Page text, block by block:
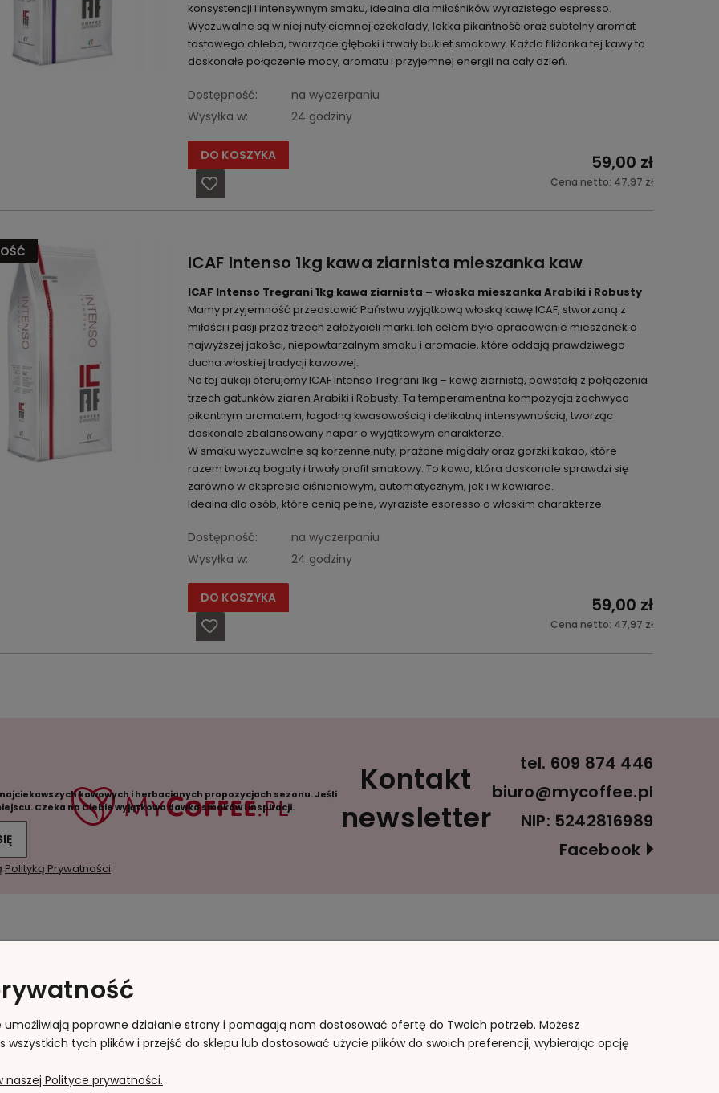
konsystencji i intensywnym smaku, idealna dla miłośników wyrazistego espresso.
Wyczuwalne są w niej nuty ciemnej czekolady, lekka pikantność oraz subtelny aromat
tostowego chleba, tworzące głęboki i trwały bukiet smakowy. Każda filiżanka tej kawy to
doskonałe połączenie mocy, aromatu i przyjemnej energii na cały dzień.
Dostępność:
na wyczerpaniu
Wysyłka w:
24 godziny
59,00 zł
Cena netto: 47,97 zł
DO KOSZYKA
ICAF Intenso 1kg kawa ziarnista mieszanka kaw
ICAF Intenso Tregrani 1kg kawa ziarnista – włoska mieszanka Arabiki i Robusty
Mamy przyjemność przedstawić Państwu wyjątkową włoską kawę ICAF, stworzoną z
miłości i pasji przez trzech założycieli marki. Ich celem było opracowanie mieszanek o
najwyższej jakości, niepowtarzalnym smaku i aromacie, które oddają prawdziwego
ducha włoskiej tradycji kawowej.
Na tej aukcji oferujemy ICAF Intenso Tregrani 1kg – kawę ziarnistą, powstałą z połączenia
trzech gatunków ziaren Arabiki i Robusty. Ta temperamentna kompozycja zachwyca
pikantnym aromatem, łagodną kwasowością i delikatną intensywnością, tworząc
doskonale zbalansowany napar o wyjątkowym charakterze.
W smaku wyczuwalne są korzenne nuty, prażone migdały oraz gorzki kakao, które
razem tworzą bogaty i trwały profil smakowy. To kawa, która doskonale sprawdzi się
zarówno w ekspresie ciśnieniowym, automatycznym, jak i w kawiarce.
Idealna dla osób, które cenią pełne, wyraziste espresso o włoskim charakterze.
Dostępność:
na wyczerpaniu
Wysyłka w:
24 godziny
59,00 zł
Cena netto: 47,97 zł
DO KOSZYKA
kawowych i herbacianych propozycjach sezonu. Jeśli
Czeka na Ciebie wyjątkowa dawka smaków i inspiracji.
Polityką Prywatności
Kontakt
newsletter
tel. 609 874 446
biuro@mycoffee.pl
NIP: 5242816989
Facebook
Twoje zamówienia
Ustawienia konta
Przechowalnia
Koszty dostawy
Czas realizacji
Blog
Jak kupować?
O firmie
poprawne działanie strony i pomagają nam dostosować ofertę do Twoich potrzeb. Możesz
wszystkich tych plików i przejść do sklepu lub dostosować użycie plików do swoich preferencji, wybierając opcję
Polityce prywatności.